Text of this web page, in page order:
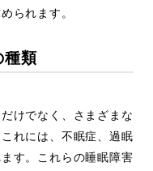
られます。
種類
けでなく、さまざまな
れには、不眠症、過眠
す。これらの睡眠障害